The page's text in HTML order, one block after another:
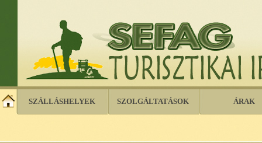
SZÁLLÁSHELYEK SZOLGÁLTATÁSOK ÁRAK